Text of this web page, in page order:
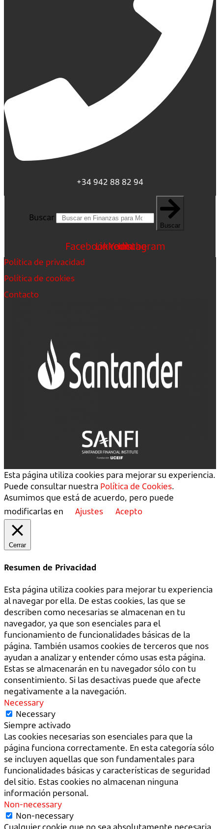
+34 942 88 82 94
Buscar
Buscar
FacebookLinkedin
Youtube
Instagram
Política de privacidad
Política de cookies
Contacto
Esta página utiliza cookies para mejorar su experiencia.
Puede consultar nuestra Política de Cookies.
Asumimos que está de acuerdo, pero puede
modificarlas en
Ajustes Acepto
Cerrar
Resumen de Privacidad
Esta página utiliza cookies para mejorar tu experiencia
al navegar por ella. De estas cookies, las que se
describen como necesarias se almacenan en tu
navegador, ya que son esenciales para el
funcionamiento de funcionalidades básicas de la
página. También usamos cookies de terceros que nos
ayudan a analizar y entender cómo usas esta página.
Estas se almacenarán en tu navegador sólo con tu
consentimiento. Si las desactivas puede que afecte
negativamente a la navegación.
Necessary
Necessary
Siempre activado
Las cookies necesarias son esenciales para que la
página funciona correctamente. En esta categoría sólo
se incluyen aquellas que son fundamentales para
funcionalidades básicas y características de seguridad
del sitio. Estas cookies no almacenan ninguna
información personal.
Non-necessary
Non-necessary